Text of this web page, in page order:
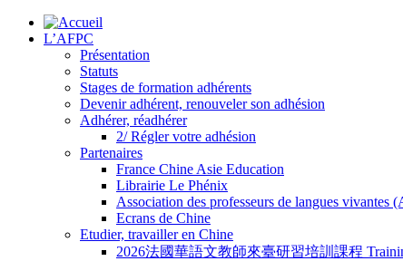
L’AFPC
Présentation
Statuts
Stages de formation adhérents
Devenir adhérent, renouveler son adhésion
Adhérer, réadhérer
2/ Régler votre adhésion
Partenaires
France Chine Asie Education
Librairie Le Phénix
Association des professeurs de langues vivantes
Ecrans de Chine
Etudier, travailler en Chine
2026法國華語文教師來臺研習培訓課程